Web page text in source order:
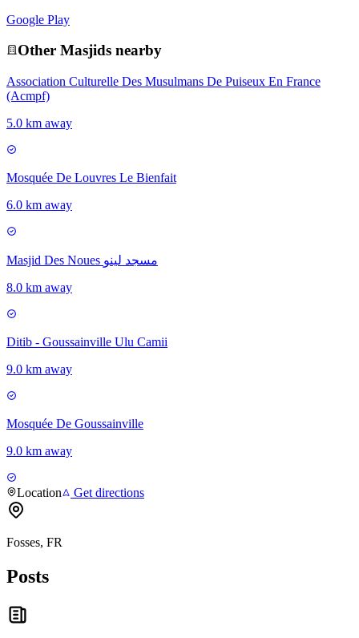
Google Play
Other Masjids nearby
Association Culturelle Des Musulmans De Puiseux En France
(Acmpf)
5.0 km away
Mosquée De Louvres Le Bienfait
6.0 km away
Masjid Des Noues مسجد لينو
8.0 km away
Ditib - Goussainville Ulu Camii
9.0 km away
Mosquée De Goussainville
9.0 km away
Location Get directions
Fosses, FR
Posts